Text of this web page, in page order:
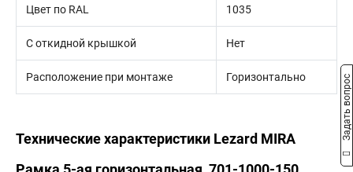
Цвет по RAL 1035
С откидной крышкой Нет
Расположение при монтаже Горизонтально
Технические характеристики Lezard MIRA
Задать вопрос